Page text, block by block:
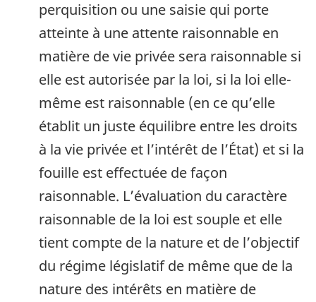
perquisition ou une saisie qui porte
atteinte à une attente raisonnable en
matière de vie privée sera raisonnable si
elle est autorisée par la loi, si la loi elle-
même est raisonnable (en ce qu’elle
établit un juste équilibre entre les droits
à la vie privée et l’intérêt de l’État) et si la
fouille est effectuée de façon
raisonnable. L’évaluation du caractère
raisonnable de la loi est souple et elle
tient compte de la nature et de l’objectif
du régime législatif de même que de la
nature des intérêts en matière de